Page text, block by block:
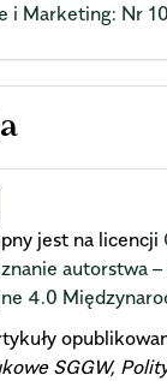
i Marketing: Nr
jest na licencji
autorstwa
4.0
SGGW,